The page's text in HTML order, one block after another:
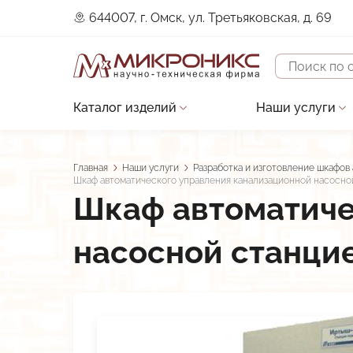
644007, г. Омск, ул. Третьяковская, д. 69
Поиск
Основная
Каталог изделий
Датчики
Контроллеры
Преобразователи сигналов
Прочие изделия
Наши услуги
Разработка
Разработка
Строка
навигации
Главная Наши услуги Разработка и изготовление шкафов
Шкаф автоматического управления канализационной
Шкаф
насосной